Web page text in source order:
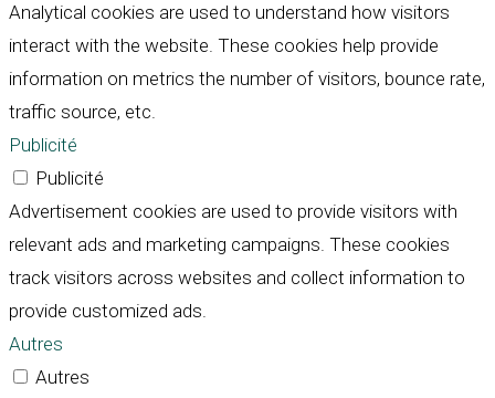
Analytical cookies are used to understand how visitors
interact with the website. These cookies help provide
information on metrics the number of visitors, bounce rate,
traffic source, etc.
Publicité
Publicité
Advertisement cookies are used to provide visitors with
relevant ads and marketing campaigns. These cookies
track visitors across websites and collect information to
provide customized ads.
Autres
Autres